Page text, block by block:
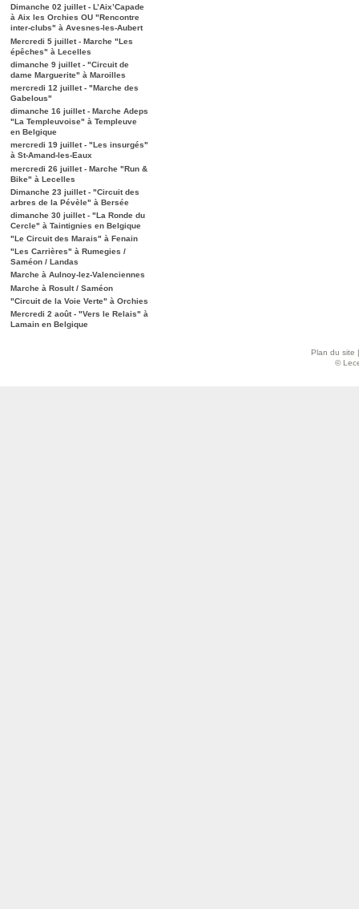
Dimanche 02 juillet - L’Aix’Capade
à Aix les Orchies OU "Rencontre
inter-clubs" à Avesnes-les-Aubert
Mercredi 5 juillet - Marche "Les
épêches" à Lecelles
dimanche 9 juillet - "Circuit de
dame Marguerite" à Maroilles
mercredi 12 juillet - "Marche des
Gabelous"
dimanche 16 juillet - Marche Adeps
"La Templeuvoise" à Templeuve
en Belgique
mercredi 19 juillet - "Les insurgés"
à St-Amand-les-Eaux
mercredi 26 juillet - Marche "Run &
Bike" à Lecelles
Dimanche 23 juillet - "Circuit des
arbres de la Pévèle" à Bersée
dimanche 30 juillet - "La Ronde du
Cercle" à Taintignies en Belgique
"Le Circuit des Marais" à Fenain
"Les Carrières" à Rumegies /
Saméon / Landas
Marche à Aulnoy-lez-Valenciennes
Marche à Rosult / Saméon
"Circuit de la Voie Verte" à Orchies
Mercredi 2 août - "Vers le Relais" à
Lamain en Belgique
Plan du site
©